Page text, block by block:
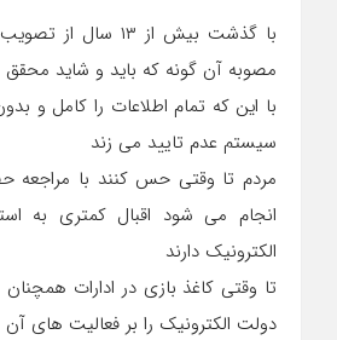
با گذشت بیش از ۱۳
مصوبه آن گونه که باید و شاید
با این که تمام اطلاعات را کامل و
سیستم عدم تایید می زند
مردم تا وقتی حس کنند با مراجعه
انجام می شود اقبال کمتری به
الکترونیک دارند
تا وقتی کاغذ بازی در ادارات
دولت الکترونیک را بر فعالیت های آن